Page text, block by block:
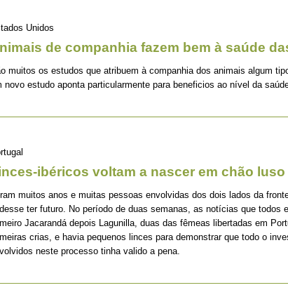
Unidos
de companhia fazem bem à saúde
muitos os estudos que atribuem à companhia dos animais algum
novo estudo aponta particularmente para beneficios ao nível da
ibéricos voltam a nascer em chão luso
muitos anos e muitas pessoas envolvidas dos dois lados da
ter futuro. No período de duas semanas, as notícias que todos
Jacarandá depois Lagunilla, duas das fêmeas libertadas em
crias, e havia pequenos linces para demonstrar que todo o
neste processo tinha valido a pena.